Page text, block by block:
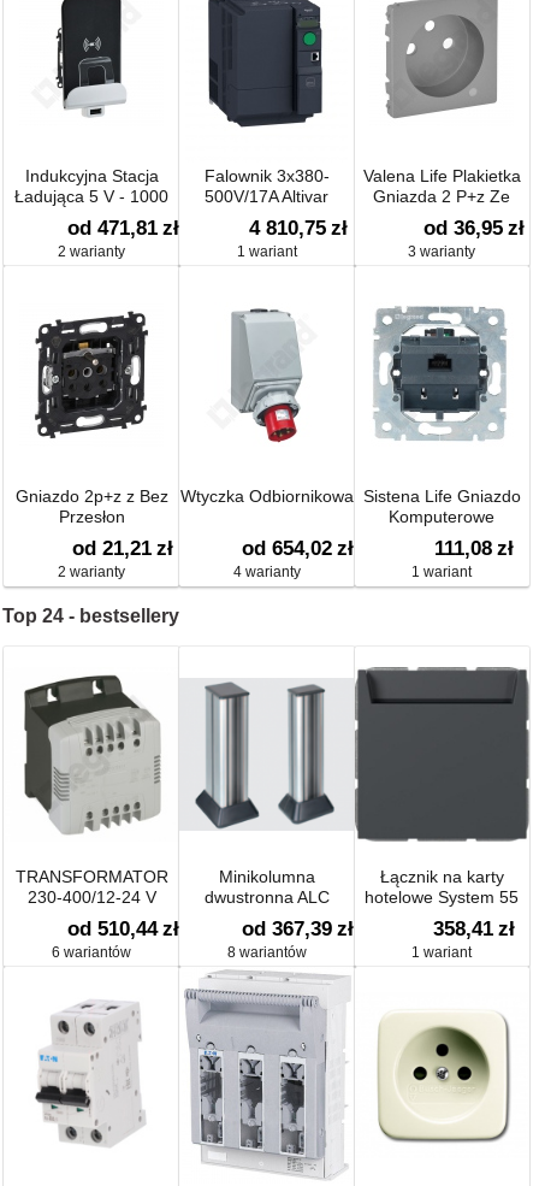
Indukcyjna Stacja
Ładująca 5 V - 1000
Ma + Usb 5 V - 2400
Ma
od 471,81 zł
2 warianty
Falownik 3x380-
500V/17A Altivar
4 810,75 zł
1 wariant
Valena Life Plakietka
Gniazda 2 P+z Ze
Wskaźnikiem LED
od 36,95 zł
3 warianty
Gniazdo 2p+z z Bez
Przesłon
od 21,21 zł
2 warianty
Wtyczka Odbiornikowa
od 654,02 zł
4 warianty
Sistena Life Gniazdo
Komputerowe
Pojedyncze 1xrj45
Kat.6 - Utp
111,08 zł
1 wariant
Top 24 - bestsellery
TRANSFORMATOR
230-400/12-24 V
od 510,44 zł
6 wariantów
Minikolumna
dwustronna ALC
od 367,39 zł
8 wariantów
Łącznik na karty
hotelowe System 55
1×, 1-bieg. z
oddzielnym zaciskiem
N z uchwytami
358,41 zł
1 wariant